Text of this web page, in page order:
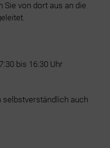
Sie von dort aus an die
bis 16:30 Uhr
selbstverständlich auch